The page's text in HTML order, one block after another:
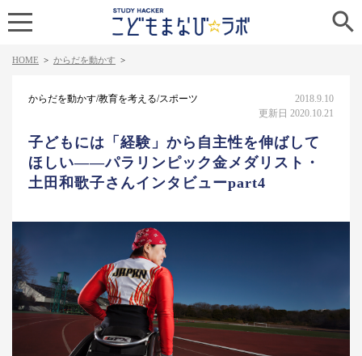

HOME > からだを動かす >
からだを動かす/教育を考える/スポーツ
2018.9.10
更新日 2020.10.21
子どもには「経験」から自主性を伸ばして
ほしい――パラリンピック金メダリスト・
土田和歌子さんインタビューpart4